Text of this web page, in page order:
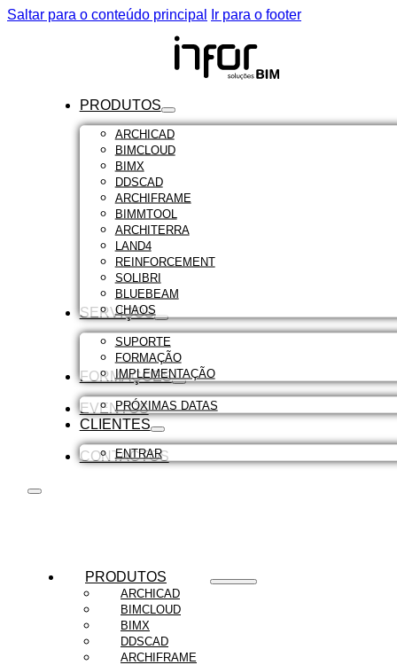
Saltar para o conteúdo principal Ir para o footer
PRODUTOS
ARCHICAD
BIMCLOUD
BIMX
DDSCAD
ARCHIFRAME
BIMMTOOL
ARCHITERRA
LAND4
REINFORCEMENT
SOLIBRI
BLUEBEAM
CHAOS
SERVIÇOS
SUPORTE
FORMAÇÃO
IMPLEMENTAÇÃO
FORMAÇÕES
PRÓXIMAS DATAS
EVENTOS
CLIENTES
ENTRAR
CONTACTOS
PRODUTOS
ARCHICAD
BIMCLOUD
BIMX
DDSCAD
ARCHIFRAME